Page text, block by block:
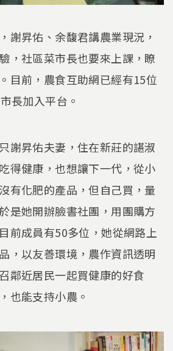
謝昇佑、余馥君講農業現況，
，社區菜市長也要來上課，瞭
目前，農食互助網已經有15位
長加入平台。
謝昇佑夫妻，住在新莊的諶淑
得健康，也想讓下一代，從小
有化肥的產品，但自己買，量
是她開辦臉書社團，用團購方
前成員有50多位，她從網路上
，以友善環境，農作資訊透明
鄰近居民一起買健康的好食
也能支持小農。